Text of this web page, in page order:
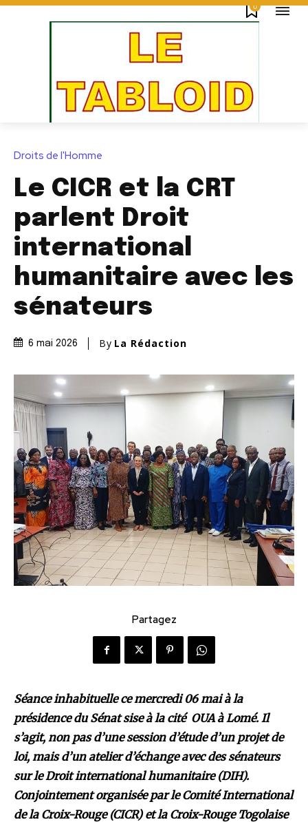
0
Droits de l'Homme
Le CICR et la CRT
parlent Droit
international
humanitaire avec les
sénateurs
6 mai 2026 By La Rédaction
Partagez
Séance inhabituelle ce mercredi 06 mai à la
présidence du Sénat sise à la cité OUA à Lomé. Il
s’agit, non pas d’une session d’étude d’un projet de
loi, mais d’un atelier d’échange avec des sénateurs
sur le Droit international humanitaire (DIH).
Conjointement organisée par le Comité International
de la Croix-Rouge (CICR) et la Croix-Rouge Togolaise